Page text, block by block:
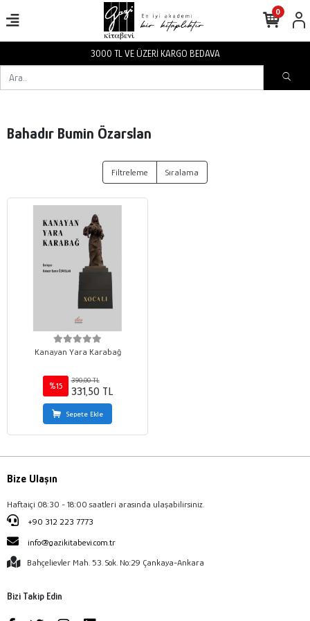
3000 TL VE ÜZERİ KARGO BEDAVA
0
Bahadır Bumin Özarslan
Filtreleme Sıralama
Kanayan Yara Karabağ
%15
390,00 TL
331,50 TL
Sepete Ekle
Bize Ulaşın
Haftaiçi 08:30 - 18:00 saatleri arasında ulaşabilirsiniz.
+90 312 223 7773
info@gazikitabevi.com.tr
Bahçelievler Mah. 53. Sok. No:29 Çankaya-Ankara
Bizi Takip Edin